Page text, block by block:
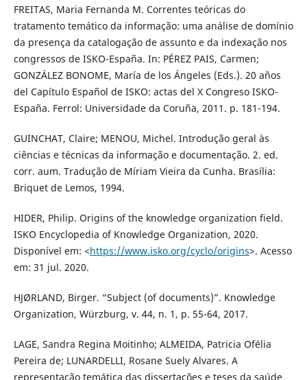
FREITAS, Maria Fernanda M. Correntes teóricas do
tratamento temático da informação: uma análise de domínio
da presença da catalogação de assunto e da indexação nos
congressos de ISKO-España. In: PÉREZ PAIS, Carmen;
GONZÁLEZ BONOME, María de los Ángeles (Eds.). 20 años
del Capítulo Español de ISKO: actas del X Congreso ISKO-
España. Ferrol: Universidade da Coruña, 2011. p. 181-194.
GUINCHAT, Claire; MENOU, Michel. Introdução geral às
ciências e técnicas da informação e documentação. 2. ed.
corr. aum. Tradução de Míriam Vieira da Cunha. Brasília:
Briquet de Lemos, 1994.
HIDER, Philip. Origins of the knowledge organization field.
ISKO Encyclopedia of Knowledge Organization, 2020.
Disponível em: <https://www.isko.org/cyclo/origins>. Acesso
em: 31 jul. 2020.
HJØRLAND, Birger. “Subject (of documents)”. Knowledge
Organization, Würzburg, v. 44, n. 1, p. 55-64, 2017.
LAGE, Sandra Regina Moitinho; ALMEIDA, Patricia Ofélia
Pereira de; LUNARDELLI, Rosane Suely Alvares. A
representação temática das dissertações e teses da saúde